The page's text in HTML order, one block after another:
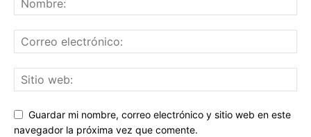
Guardar mi nombre, correo electrónico y sitio web en este
navegador la próxima vez que comente.